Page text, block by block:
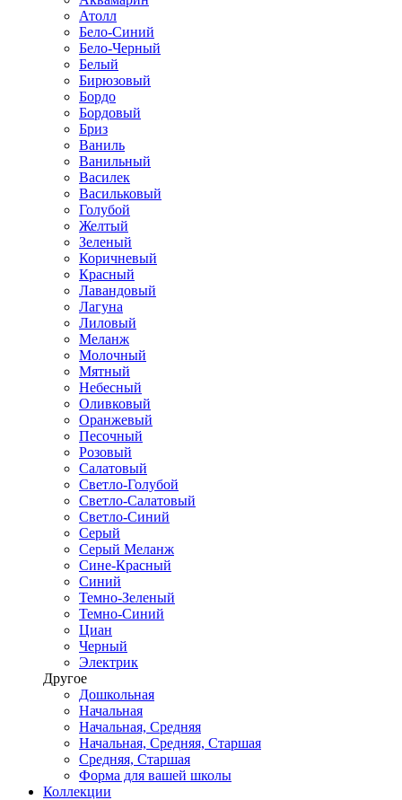
Атолл
Бело-Синий
Бело-Черный
Белый
Бирюзовый
Бордо
Бордовый
Бриз
Ваниль
Ванильный
Василек
Васильковый
Голубой
Желтый
Зеленый
Коричневый
Красный
Лавандовый
Лагуна
Лиловый
Меланж
Молочный
Мятный
Небесный
Оливковый
Оранжевый
Песочный
Розовый
Салатовый
Светло-Голубой
Светло-Салатовый
Светло-Синий
Серый
Серый Меланж
Сине-Красный
Синий
Темно-Зеленый
Темно-Синий
Циан
Черный
Электрик
Другое
Дошкольная
Начальная
Начальная, Средняя
Начальная, Средняя, Старшая
Средняя, Старшая
Форма для вашей школы
Коллекции